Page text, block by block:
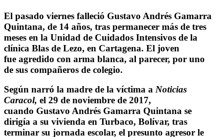
El pasado viernes falleció Gustavo Andrés Gamarra
Quintana, de 14 años, tras permanecer más de tres
meses en la Unidad de Cuidados Intensivos de la
clínica Blas de Lezo, en Cartagena. El joven
fue agredido con arma blanca, al parecer, por uno
de sus compañeros de colegio.
Según narró la madre de la víctima a Noticias
Caracol, el 29 de noviembre de 2017,
cuando Gustavo Andrés Gamarra Quintana se
dirigía a su vivienda en Turbaco, Bolívar, tras
terminar su jornada escolar, el presunto agresor le